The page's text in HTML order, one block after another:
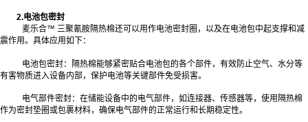
2.电池包密封
麦乐合™ 三聚氰胺隔热棉还可以用作电池密封圈，以及在电池包中起支撑和减
震作用。具体应用如下：
电池包密封：隔热棉能够紧密贴合电池包的各个部件，有效防止空气、水分等
有害物质进入设备内部，保护电池等关键部件免受损害。
电气部件密封：在储能设备中的电气部件，如连接器、传感器等，使用隔热棉
作为密封垫圈或包裹材料，确保电气部件的正常运行和长期稳定性。